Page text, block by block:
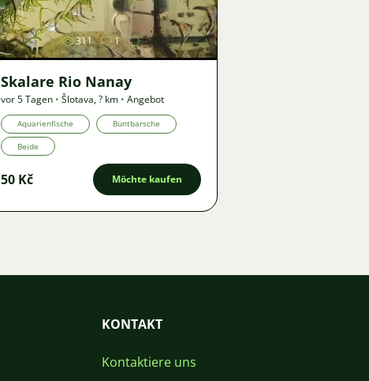
311 1
Skalare Rio Nanay
vor 5 Tagen • Šlotava,? km • Angebot
Aquarienfische Buntbarsche
Beide
50 Kč Möchte kaufen
KONTAKT
Kontaktiere uns